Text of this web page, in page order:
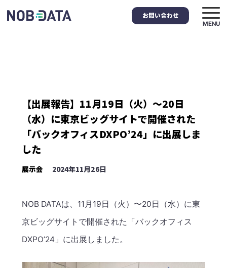
お問い合わせ
MENU
【出展報告】11月19日（火）〜20日
（水）に東京ビッグサイトで開催された
「バックオフィスDXPO’24」に出展しま
した
展示会 2024年11月26日
NOB DATAは、11月19日（火）〜20日（水）に東
京ビッグサイトで開催された「バックオフィス
DXPO’24」に出展しました。